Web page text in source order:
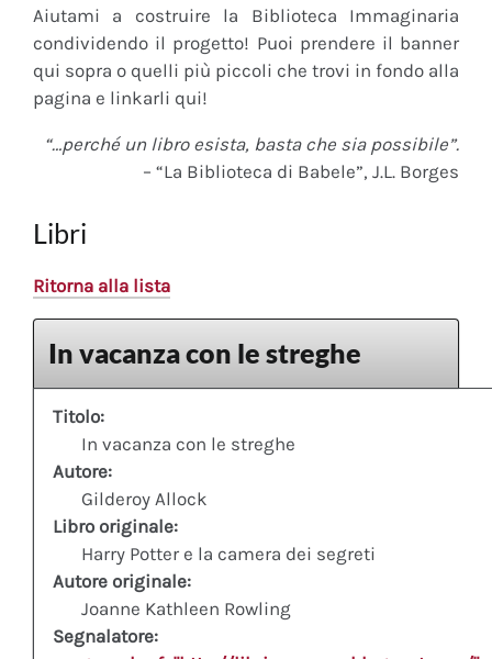
Aiutami a costruire la Biblioteca Immaginaria
condividendo il progetto! Puoi prendere il banner
qui sopra o quelli più piccoli che trovi in fondo alla
pagina e linkarli qui!
“…perché un libro esista, basta che sia possibile”.
– “La Biblioteca di Babele”, J.L. Borges
Libri
Ritorna alla lista
In vacanza con le streghe
Titolo:
In vacanza con le streghe
Autore:
Gilderoy Allock
Libro originale:
Harry Potter e la camera dei segreti
Autore originale:
Joanne Kathleen Rowling
Segnalatore: